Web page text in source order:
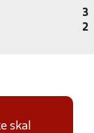
3
2
skal